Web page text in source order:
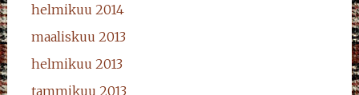
helmikuu 2014
maaliskuu 2013
helmikuu 2013
tammikuu 2013